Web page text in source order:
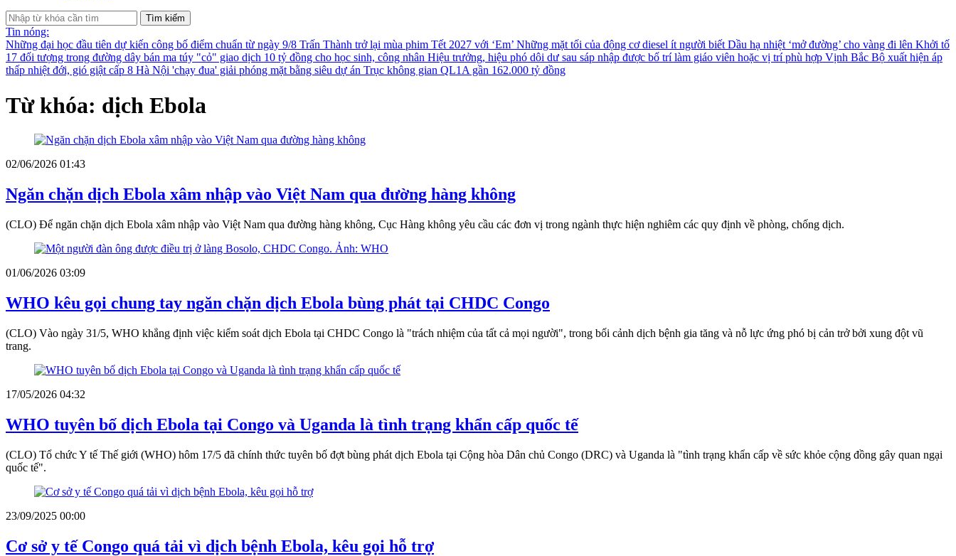
Tìm kiếm
Tin nóng:
Những đại học đầu tiên dự kiến công bố điểm chuẩn từ ngày 9/8 Trấn Thành trở lại mùa phim Tết 2027 với ‘Em’ Những mặt tối của động cơ diesel ít người biếtDầu hạ nhiệt ‘mở đường’ cho vàng đi lên Khởi tố
17 đối tượng trong đường dây bán ma túy "cỏ" giao dịch 10 tỷ đồng cho học sinh, công nhân Hiệu trưởng, hiệu phó dôi dư sau sáp nhập được bố trí làm giáo viên hoặc vị trí phù hợp Vịnh Bắc Bộ xuất hiện áp
thấp nhiệt đới, gió giật cấp 8 Hà Nội 'chạy đua' giải phóng mặt bằng siêu dự án Trục không gian QL1A gần 162.000 tỷ đồng
Từ khóa: dịch Ebola
02/06/2026 01:43
Ngăn chặn dịch Ebola xâm nhập vào Việt Nam qua đường hàng không
(CLO) Để ngăn chặn dịch Ebola xâm nhập vào Việt Nam qua đường hàng không, Cục Hàng không yêu cầu các đơn vị trong ngành thực hiện nghiêm các quy định về phòng, chống dịch.
01/06/2026 03:09
WHO kêu gọi chung tay ngăn chặn dịch Ebola bùng phát tại CHDC Congo
(CLO) Vào ngày 31/5, WHO khẳng định việc kiểm soát dịch Ebola tại CHDC Congo là "trách nhiệm của tất cả mọi người", trong bối cảnh dịch bệnh gia tăng và nỗ lực ứng phó bị cản trở bởi xung đột vũ
trang.
17/05/2026 04:32
WHO tuyên bố dịch Ebola tại Congo và Uganda là tình trạng khẩn cấp quốc tế
(CLO) Tổ chức Y tế Thế giới (WHO) hôm 17/5 đã chính thức tuyên bố đợt bùng phát dịch Ebola tại Cộng hòa Dân chủ Congo (DRC) và Uganda là "tình trạng khẩn cấp về sức khỏe cộng đồng gây quan ngại
quốc tế".
23/09/2025 00:00
Cơ sở y tế Congo quá tải vì dịch bệnh Ebola, kêu gọi hỗ trợ